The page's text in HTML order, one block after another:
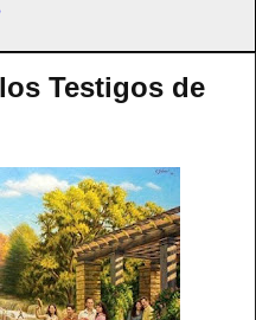
Testigos de